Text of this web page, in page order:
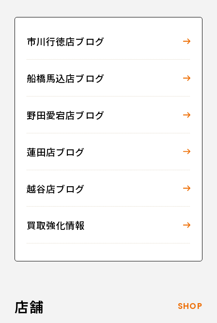
市川行徳店ブログ
船橋馬込店ブログ
野田愛宕店ブログ
蓮田店ブログ
越谷店ブログ
買取強化情報
店舗 SHOP